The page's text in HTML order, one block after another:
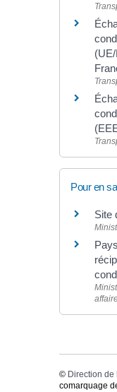
Pour en
Site
© Direction
comarquage